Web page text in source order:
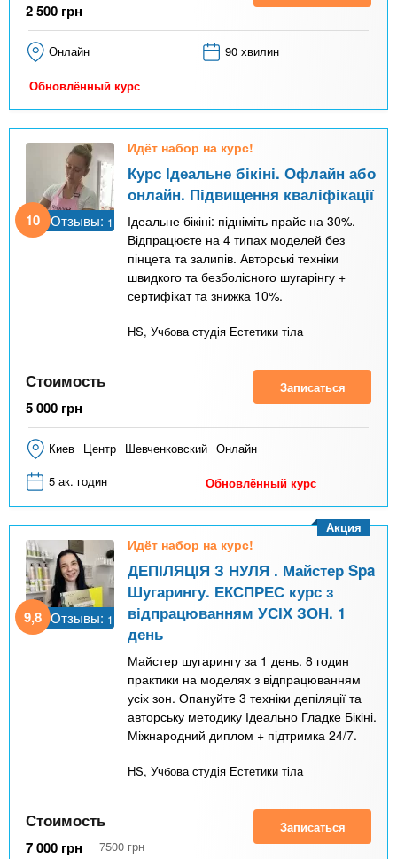
2 500 грн
Онлайн 90 хвилин
Обновлённый курс
10 Отзывы: 1
Идёт набор на курс!
Курс Ідеальне бікіні. Офлайн або
онлайн. Підвищення кваліфікації
Ідеальне бікіні: підніміть прайс на 30%.
Відпрацюєте на 4 типах моделей без
пінцета та залипів. Авторські техніки
швидкого та безболісного шугарінгу +
сертифікат та знижка 10%.
HS, Учбова студія Естетики тіла
Стоимость
5 000 грн
Записаться
Киев Центр Шевченковский Онлайн
5 ак. годин
Обновлённый курс
9,8 Отзывы: 1
Идёт набор на курс!
ДЕПІЛЯЦІЯ З НУЛЯ . Майстер Spa
Шугарингу. ЕКСПРЕС курс з
відпрацюванням УСІХ ЗОН. 1
день
Майстер шугарингу за 1 день. 8 годин
практики на моделях з відпрацюванням
усіх зон. Опануйте 3 техніки депіляції та
авторську методику Ідеально Гладке Бікіні.
Міжнародний диплом + підтримка 24/7.
HS, Учбова студія Естетики тіла
Акция
Стоимость
7 000 грн 7500 грн
Записаться